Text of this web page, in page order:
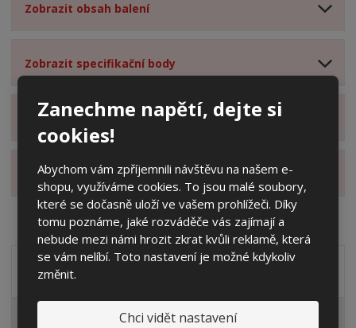
Zanechme napětí, dejte si
cookies!
Abychom vám zpříjemnili návštěvu na našem e-
shopu, využíváme cookies. To jsou malé soubory,
které se dočasně uloží ve vašem prohlížeči. Díky
tomu poznáme, jaké rozváděče vás zajímají a
nebude mezi námi hrozit zkrat kvůli reklamě, která
se vám nelíbí. Toto nastavení je možné kdykoliv
změnit.
Chci vidět nastavení
Zobrazit obsah balení
Zobrazit specifikační body
Zobrazit hodnocení produktu
Zobrazit alternativní produkty
Akční nabídky